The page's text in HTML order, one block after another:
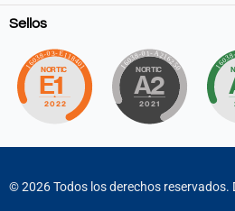
Sellos
©2026Todos los derechos reservados.